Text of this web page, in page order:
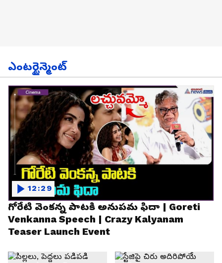
ఎంటర్టైన్మెంట్
గోరేటి వెంకన్న పాటకి అనుపమ ఫిదా | Goreti
Venkanna Speech | Crazy Kalyanam
Teaser Launch Event
12:29